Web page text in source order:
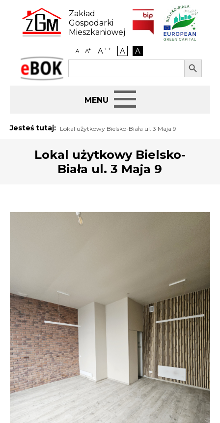
content
Zakład
Gospodarki
Mieszkaniowej
A A+ A++ A A
eBOK
Search
Search Button
Jak załatwić sprawę
Opłaty i rozliczenia
Zamówienia publiczne
Jesteś tutaj: Lokal użytkowy Bielsko-Biała ul. 3 Maja 9
Lokal użytkowy Bielsko-
Biała ul. 3 Maja 9